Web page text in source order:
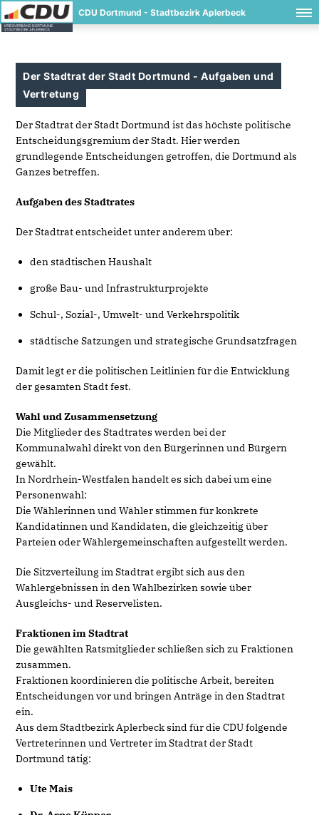
CDU Dortmund - Stadtbezirk Aplerbeck
Der Stadtrat der Stadt Dortmund - Aufgaben und
Vertretung
Der Stadtrat der Stadt Dortmund ist das höchste politische
Entscheidungsgremium der Stadt. Hier werden
grundlegende Entscheidungen getroffen, die Dortmund als
Ganzes betreffen.
Aufgaben des Stadtrates
Der Stadtrat entscheidet unter anderem über:
den städtischen Haushalt
große Bau- und Infrastrukturprojekte
Schul-, Sozial-, Umwelt- und Verkehrspolitik
städtische Satzungen und strategische Grundsatzfragen
Damit legt er die politischen Leitlinien für die Entwicklung
der gesamten Stadt fest.
Wahl und Zusammensetzung
Die Mitglieder des Stadtrates werden bei der
Kommunalwahl direkt von den Bürgerinnen und Bürgern
gewählt.
In Nordrhein-Westfalen handelt es sich dabei um eine
Personenwahl:
Die Wählerinnen und Wähler stimmen für konkrete
Kandidatinnen und Kandidaten, die gleichzeitig über
Parteien oder Wählergemeinschaften aufgestellt werden.
Die Sitzverteilung im Stadtrat ergibt sich aus den
Wahlergebnissen in den Wahlbezirken sowie über
Ausgleichs- und Reservelisten.
Fraktionen im Stadtrat
Die gewählten Ratsmitglieder schließen sich zu Fraktionen
zusammen.
Fraktionen koordinieren die politische Arbeit, bereiten
Entscheidungen vor und bringen Anträge in den Stadtrat
ein.
Aus dem Stadtbezirk Aplerbeck sind für die CDU folgende
Vertreterinnen und Vertreter im Stadtrat der Stadt
Dortmund tätig:
Ute Mais